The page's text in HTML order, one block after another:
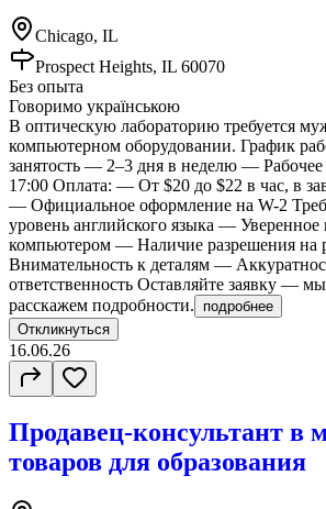
Chicago, IL
Prospect Heights, IL 60070
Без опыта
Говоримо українською
В оптическую лабораторию требуется
компьютерном оборудовании. График
занятость — 2–3 дня в неделю — Рабочее
17:00 Оплата: — От $20 до $22 в час, в
— Официальное оформление на W-2
уровень английского языка — Уверенное
компьютером — Наличие разрешения
Внимательность к деталям —
ответственность Оставляйте заявку —
расскажем подробности.
подробнее
Откликнуться
16.06.26
Продавец-консультант в
товаров для образования